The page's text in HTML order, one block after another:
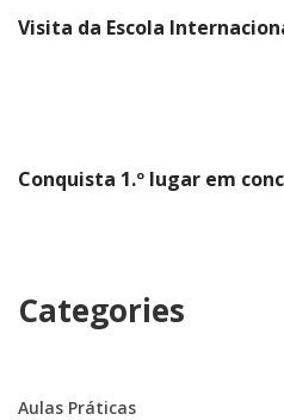
Visita da Escola
Conquista 1.º lugar em
Categories
Aulas Práticas